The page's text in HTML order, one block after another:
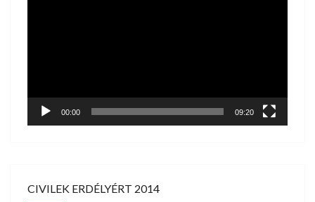
00:00 09:20
CIVILEK ERDÉLYÉRT 2014